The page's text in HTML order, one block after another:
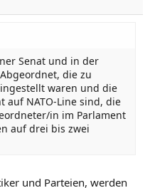
Senat und in der
die zu
waren und die
auf NATO-Line sind, die
in im Parlament
auf drei bis zwei
und Parteien, werden